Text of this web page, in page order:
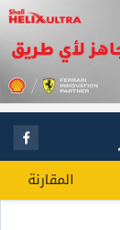
المقارنة